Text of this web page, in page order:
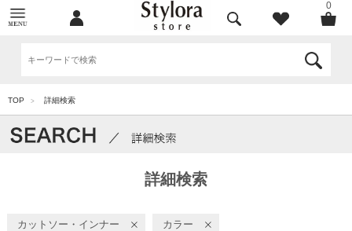
0
TOP > 詳細検索
詳細検索
カットソー・インナー カラー